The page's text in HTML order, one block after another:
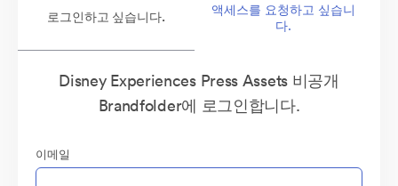
로그인하고 싶습니다.
액세스를 요청하고 싶습니
다.
Disney Experiences Press Assets 비공개
Brandfolder에 로그인합니다.
이메일